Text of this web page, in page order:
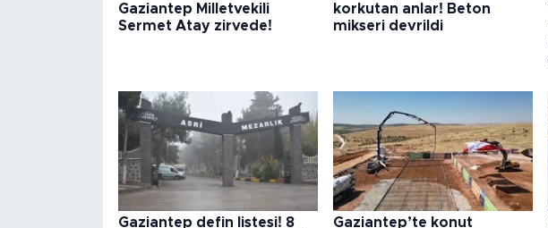
Gaziantep Milletvekili
Sermet Atay zirvede!
korkutan anlar! Beton
mikseri devrildi
Gaziantep defin listesi! 8
Gaziantep’te konut